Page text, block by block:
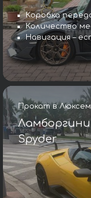
Коробка
Количество
Навигация –
Прокат в
Spyder